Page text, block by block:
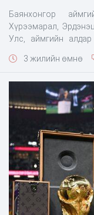
Баянхонгор
Хүрээмарал,
Улс, аймгийн
сумын уугуул,
3 жилийн өмнө